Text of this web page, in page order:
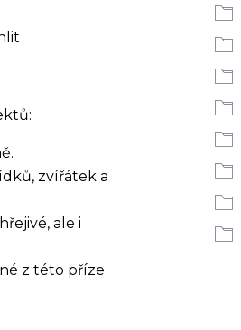
zvířátek a
ale i
z této příze